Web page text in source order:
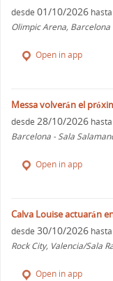
desde 01/10/2026 hasta
Olimpic Arena,
Open in app
Messa volverán el
desde 28/10/2026 hasta
Barcelona - Sala
Open in app
Calva Louise actuarán
desde 30/10/2026 hasta
Rock City, Valencia/Sala
Open in app